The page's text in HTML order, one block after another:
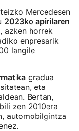
Mercedesen
2023ko apirilaren
azken horrek
enpresarik
langile
gradua
eta
Bertan,
zen 2010era
automobilgintza